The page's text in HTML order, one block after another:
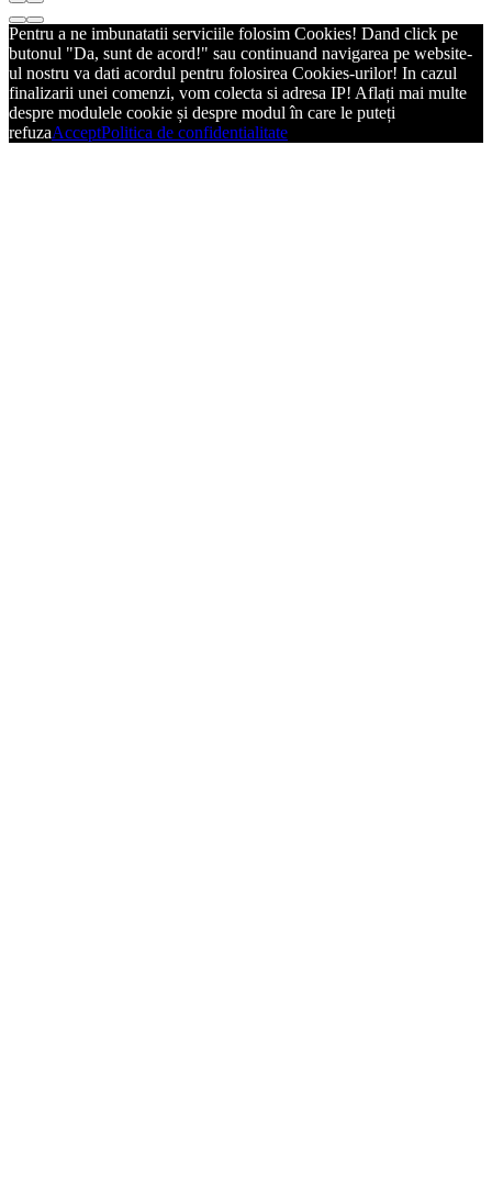
Pentru a ne imbunatatii serviciile folosim Cookies! Dand click pe
butonul "Da, sunt de acord!" sau continuand navigarea pe website-
ul nostru va dati acordul pentru folosirea Cookies-urilor! In cazul
finalizarii unei comenzi, vom colecta si adresa IP! Aflați mai multe
despre modulele cookie și despre modul în care le puteți
refuzaAcceptPolitica de confidentialitate